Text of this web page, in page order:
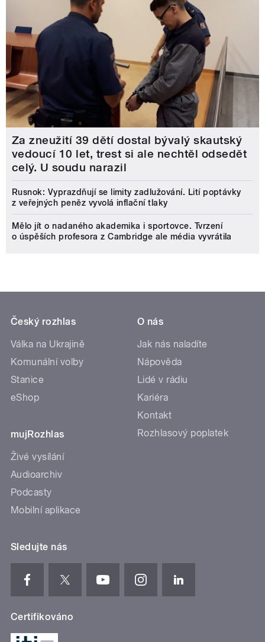
Za zneužití 39 dětí dostal bývalý skautský
vedoucí 10 let, trest si ale nechtěl odsedět
celý. U soudu narazil
Rusnok: Vyprazdňují se limity zadlužování. Lití poptávky
z veřejných peněz vyvolá inflační tlaky
Mělo jít o nadaného akademika i sportovce. Tvrzení
o úspěších profesora z Cambridge ale média vyvrátila
Český rozhlas
Válka na Ukrajině
Komunální volby
Stanice
eShop
mujRozhlas
Živé vysílání
Audioarchiv
Podcasty
Mobilní aplikace
O nás
Jak nás naladíte
Nápověda
Lidé v rádiu
Kariéra
Kontakt
Rozhlasový poplatek
Sledujte nás
Certifikováno